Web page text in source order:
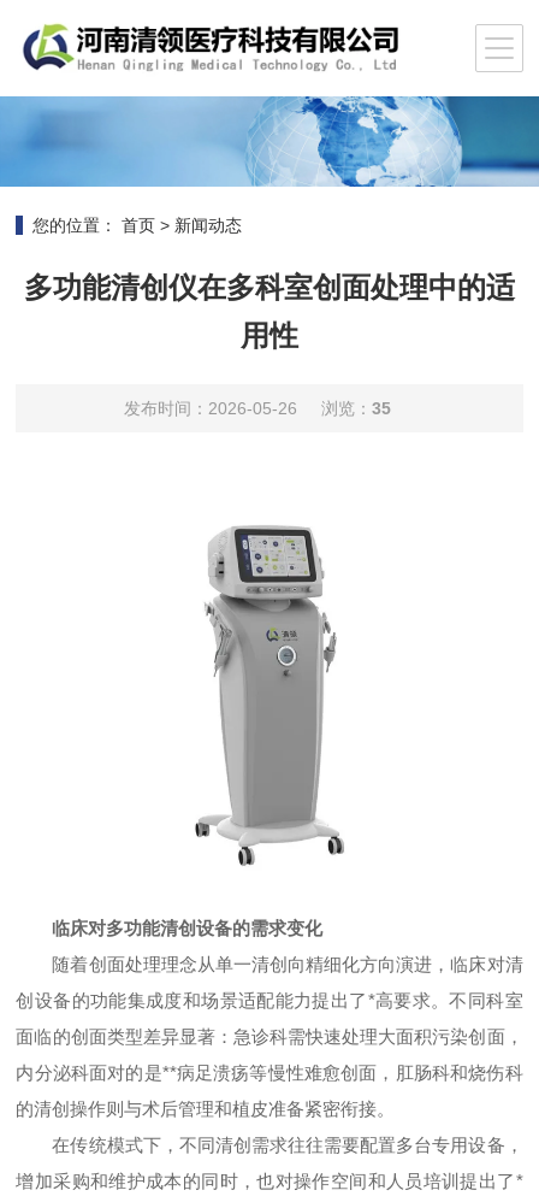
您的位置： 首页 > 新闻动态
多功能清创仪在多科室创面处理中的适
用性
发布时间：2026-05-26 浏览： 35
临床对多功能清创设备的需求变化
随着创面处理理念从单一清创向精细化方向演进，临床对清
创设备的功能集成度和场景适配能力提出了*高要求。不同科室
面临的创面类型差异显著：急诊科需快速处理大面积污染创面，
内分泌科面对的是**病足溃疡等慢性难愈创面，肛肠科和烧伤科
的清创操作则与术后管理和植皮准备紧密衔接。
在传统模式下，不同清创需求往往需要配置多台专用设备，
增加采购和维护成本的同时，也对操作空间和人员培训提出了*